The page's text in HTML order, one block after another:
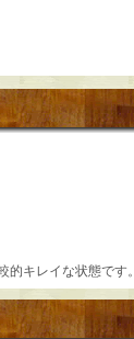
キレイな状態です。